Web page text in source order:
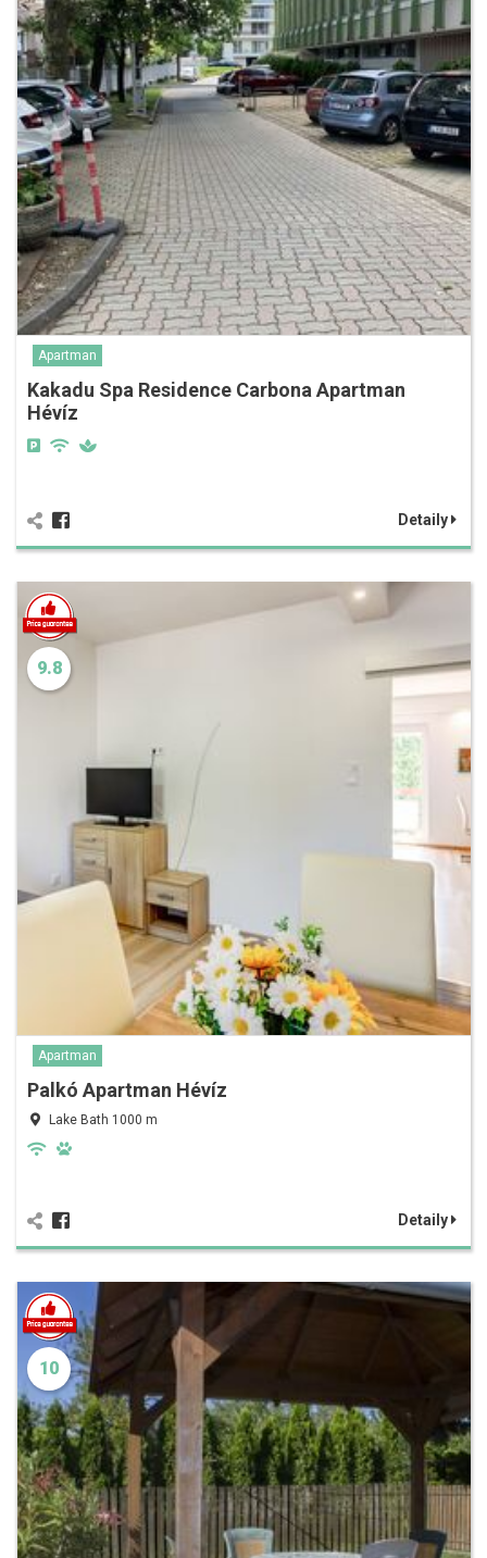
Apartman
Kakadu Spa Residence Carbona Apartman
Hévíz
Detaily
9.8
Apartman
Palkó Apartman Hévíz
Lake Bath 1000 m
Detaily
10